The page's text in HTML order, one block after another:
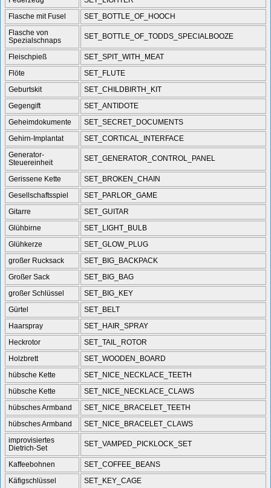
Flasche mit Fusel
SET_BOTTLE_OF_HOOCH
Flasche von
Spezialschnaps
SET_BOTTLE_OF_TODDS_SPECIALBOOZE
Fleischpieß
SET_SPIT_WITH_MEAT
Flöte
SET_FLUTE
Geburtskit
SET_CHILDBIRTH_KIT
Gegengift
SET_ANTIDOTE
Geheimdokumente
SET_SECRET_DOCUMENTS
Gehirn-Implantat
SET_CORTICAL_INTERFACE
Generator-
Steuereinheit
SET_GENERATOR_CONTROL_PANEL
Gerissene Kette
SET_BROKEN_CHAIN
Gesellschaftsspiel
SET_PARLOR_GAME
Gitarre
SET_GUITAR
Glühbirne
SET_LIGHT_BULB
Glühkerze
SET_GLOW_PLUG
großer Rucksack
SET_BIG_BACKPACK
Großer Sack
SET_BIG_BAG
großer Schlüssel
SET_BIG_KEY
Gürtel
SET_BELT
Haarspray
SET_HAIR_SPRAY
Heckrotor
SET_TAIL_ROTOR
Holzbrett
SET_WOODEN_BOARD
hübsche Kette
SET_NICE_NECKLACE_TEETH
hübsche Kette
SET_NICE_NECKLACE_CLAWS
hübsches Armband
SET_NICE_BRACELET_TEETH
hübsches Armband
SET_NICE_BRACELET_CLAWS
improvisiertes
Dietrich-Set
SET_VAMPED_PICKLOCK_SET
Kaffeebohnen
SET_COFFEE_BEANS
Käfigschlüssel
SET_KEY_CAGE